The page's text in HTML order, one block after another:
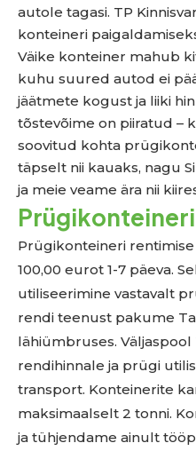
autole tagasi. TP
konteineri
Väike konteiner mahub
kuhu suured autod ei
jäätmete kogust ja liiki
tõstevõime on piiratud –
soovitud kohta
täpselt nii kauaks, nagu
ja meie veame ära nii
Prügikonteineri
100,00 eurot 1-7 päeva.
utiliseerimine vastavalt
rendi teenust pakume
lähiümbruses.
rendihinnale ja prügi
transport. Konteinerite
maksimaalselt 2 tonni.
ja tühjendame ainult